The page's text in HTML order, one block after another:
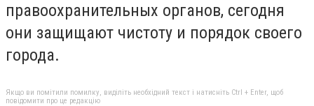
правоохранительных органов, сегодня
они защищают чистоту и порядок своего
города.
Якщо ви помітили помилку, виділіть необхідний текст і натисніть Ctrl + Enter, щоб
повідомити про це редакцію